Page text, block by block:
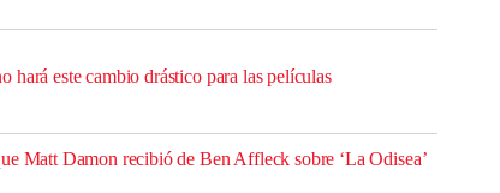
hará este cambio drástico para las películas
Matt Damon recibió de Ben Affleck sobre ‘La Odisea’